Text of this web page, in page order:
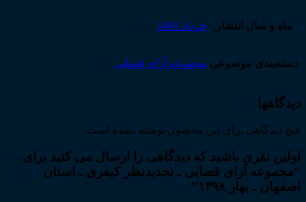
ماه و سال انتشار خرداد 1401
دسته‌بندی موضوعی مجموعه آرای قضایی
دیدگاهها
هیچ دیدگاهی برای این محصول نوشته نشده است.
اولین نفری باشید که دیدگاهی را ارسال می کنید برای
“مجموعه آرای قضایی ـ تجدیدنظر کیفری ـ استان
اصفهان ـ بهار ۱۳۹۸”